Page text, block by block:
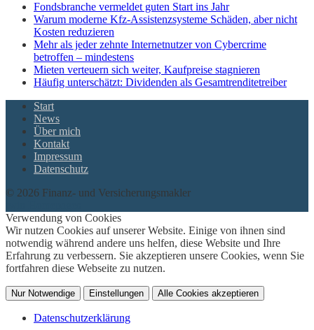
Fondsbranche vermeldet guten Start ins Jahr
Warum moderne Kfz-Assistenzsysteme Schäden, aber nicht
Kosten reduzieren
Mehr als jeder zehnte Internetnutzer von Cybercrime
betroffen – mindestens
Mieten verteuern sich weiter, Kaufpreise stagnieren
Häufig unterschätzt: Dividenden als Gesamtrenditetreiber
Start
News
Über mich
Kontakt
Impressum
Datenschutz
© 2026 Finanz- und Versicherungsmakler
Verwendung von Cookies
Wir nutzen Cookies auf unserer Website. Einige von ihnen sind
notwendig während andere uns helfen, diese Website und Ihre
Erfahrung zu verbessern. Sie akzeptieren unsere Cookies, wenn Sie
fortfahren diese Webseite zu nutzen.
Nur Notwendige Einstellungen Alle Cookies akzeptieren
Datenschutzerklärung